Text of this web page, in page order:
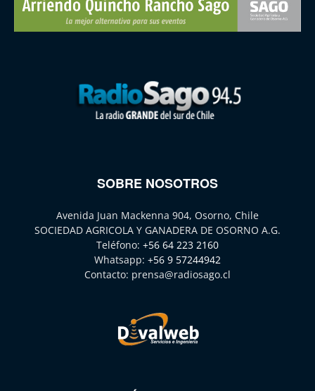
SOBRE NOSOTROS
Avenida Juan Mackenna 904, Osorno, Chile
SOCIEDAD AGRICOLA Y GANADERA DE OSORNO A.G.
Teléfono: +56 64 223 2160
Whatsapp: +56 9 57244942
Contacto: prensa@radiosago.cl